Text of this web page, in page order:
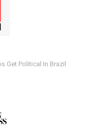
Get Political In Brazil